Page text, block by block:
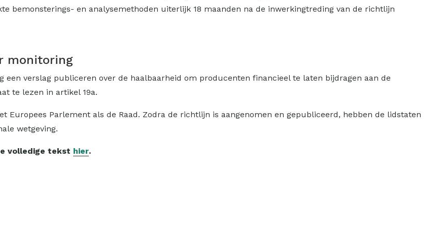
bemonsterings- en analysemethoden uiterlijk 18 maanden na de inwerkingtreding van de richtlijn
monitoring
een verslag publiceren over de haalbaarheid om producenten financieel te laten bijdragen aan de
te lezen in artikel 19a.
Europees Parlement als de Raad. Zodra de richtlijn is aangenomen en gepubliceerd, hebben de lidstaten
wetgeving.
volledige tekst hier.